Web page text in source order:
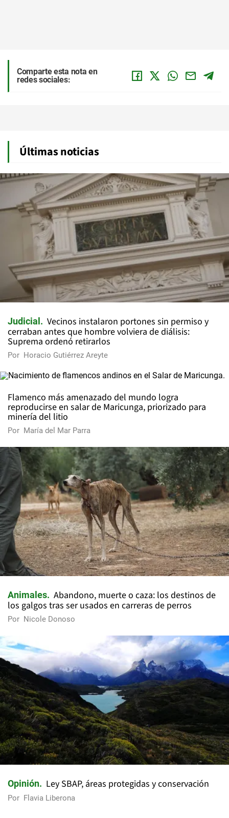
Comparte esta nota en
redes sociales:
Últimas noticias
Judicial
Vecinos instalaron portones sin permiso y
cerraban antes que hombre volviera de diálisis:
Suprema ordenó retirarlos
Por Horacio Gutiérrez Areyte
Flamenco más amenazado del mundo logra
reproducirse en salar de Maricunga, priorizado para
minería del litio
Por María del Mar Parra
Animales
Abandono, muerte o caza: los destinos de
los galgos tras ser usados en carreras de perros
Por Nicole Donoso
Opinión Ley SBAP, áreas protegidas y conservación
Por Flavia Liberona